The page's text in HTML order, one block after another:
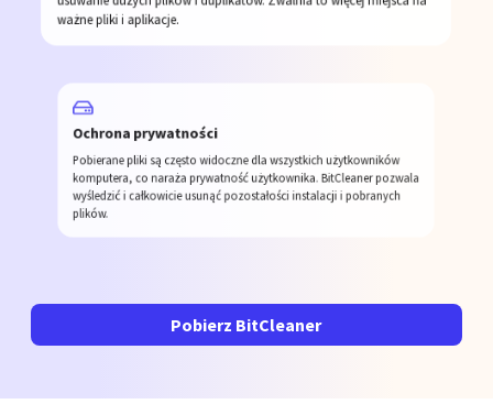
ważne pliki i aplikacje.
Ochrona prywatności
Pobierane pliki są często widoczne dla wszystkich użytkowników
komputera, co naraża prywatność użytkownika. BitCleaner pozwala
wyśledzić i całkowicie usunąć pozostałości instalacji i pobranych
plików.
Pobierz BitCleaner